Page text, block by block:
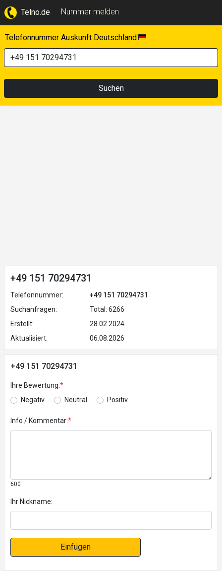
Telno.de Nummer melden
Telefonnummer Auskunft Deutschland
Suchen
+49 151 70294731
Telefonnummer:
+49 151 70294731
Suchanfragen:
Total: 6266
Erstellt:
28.02.2024
Aktualisiert:
06.08.2026
+49 151 70294731
Ihre Bewertung:*
Negativ
Neutral Positiv
Info / Kommentar:*
600
Ihr Nickname:
Einfügen